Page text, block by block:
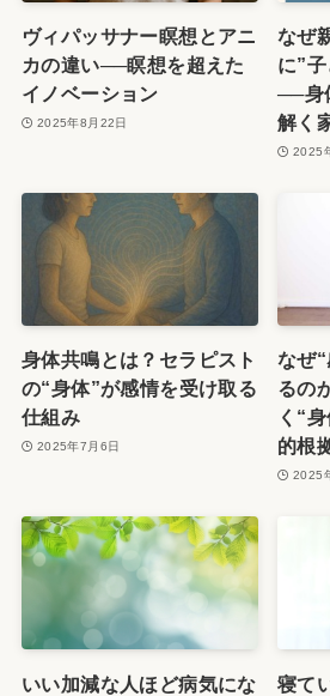
ヴィパッサナー瞑想とアニ
カの違い──瞑想を超えた
イノベーション
2025年8月22日
なぜ
に”
──身
解く
2025
身体共鳴とは？セラピスト
の“身体”が感情を受け取る
仕組み
2025年7月6日
なぜ
るの
く“
的根
2025
いい加減な人ほど病気にな
寝て